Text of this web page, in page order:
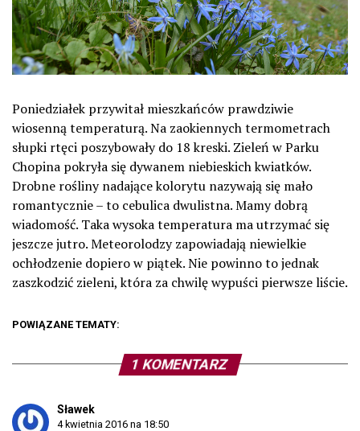
Poniedziałek przywitał mieszkańców prawdziwie
wiosenną temperaturą. Na zaokiennych termometrach
słupki rtęci poszybowały do 18 kreski. Zieleń w Parku
Chopina pokryła się dywanem niebieskich kwiatków.
Drobne rośliny nadające kolorytu nazywają się mało
romantycznie – to cebulica dwulistna. Mamy dobrą
wiadomość. Taka wysoka temperatura ma utrzymać się
jeszcze jutro. Meteorolodzy zapowiadają niewielkie
ochłodzenie dopiero w piątek. Nie powinno to jednak
zaszkodzić zieleni, która za chwilę wypuści pierwsze liście.
POWIĄZANE TEMATY:
1 KOMENTARZ
Sławek
4 kwietnia 2016 na 18:50